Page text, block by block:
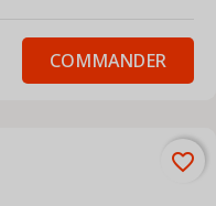
COMMANDER
favorite_border